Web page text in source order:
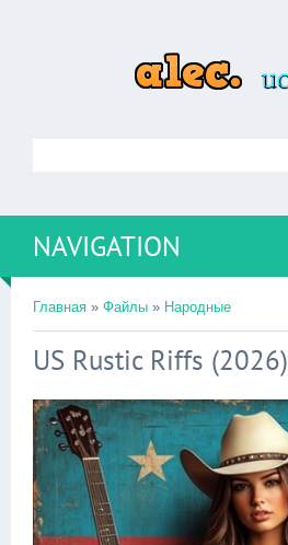
NAVIGATION
Главная » Файлы » Народные
US Rustic Riffs (2026)